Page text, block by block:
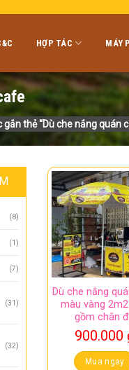
HỢP TÁC MÁY
thẻ “Dù che nắng quán
(8)
(1)
(7)
(31)
(32)
Dù che nắng
màu vàng
gồm chân
900.000
Mua ngay